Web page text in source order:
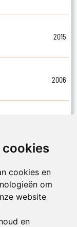
cookies en
om
website
en
2015
2006